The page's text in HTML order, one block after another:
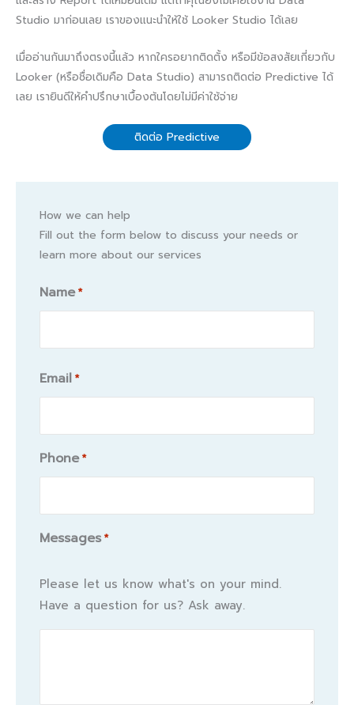
Studio มาก่อนเลย เราของแนะนำให้ใช้ Looker Studio ได้เลย
เมื่ออ่านกันมาถึงตรงนี้แล้ว หากใครอยากติดตั้ง หรือมีข้อสงสัยเกี่ยวกับ
Looker (หรือชื่อเดิมคือ Data Studio) สามารถติดต่อ Predictive ได้
เลย เรายินดีให้คำปรึกษาเบื้องต้นโดยไม่มีค่าใช้จ่าย
ติดต่อ Predictive
How we can help
Fill out the form below to discuss your needs or
learn more about our services
Name *
Name
Email *
Phone *
Messages *
Please let us know what's on your mind.
Have a question for us? Ask away.